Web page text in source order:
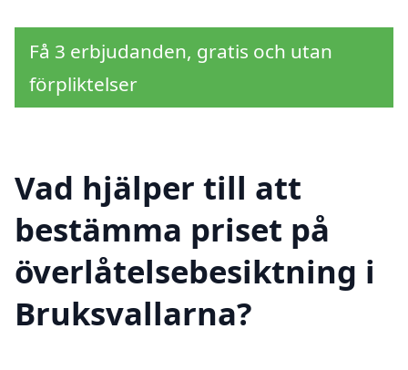
Få 3 erbjudanden, gratis och utan
förpliktelser
Vad hjälper till att
bestämma priset på
överlåtelsebesiktning i
Bruksvallarna?